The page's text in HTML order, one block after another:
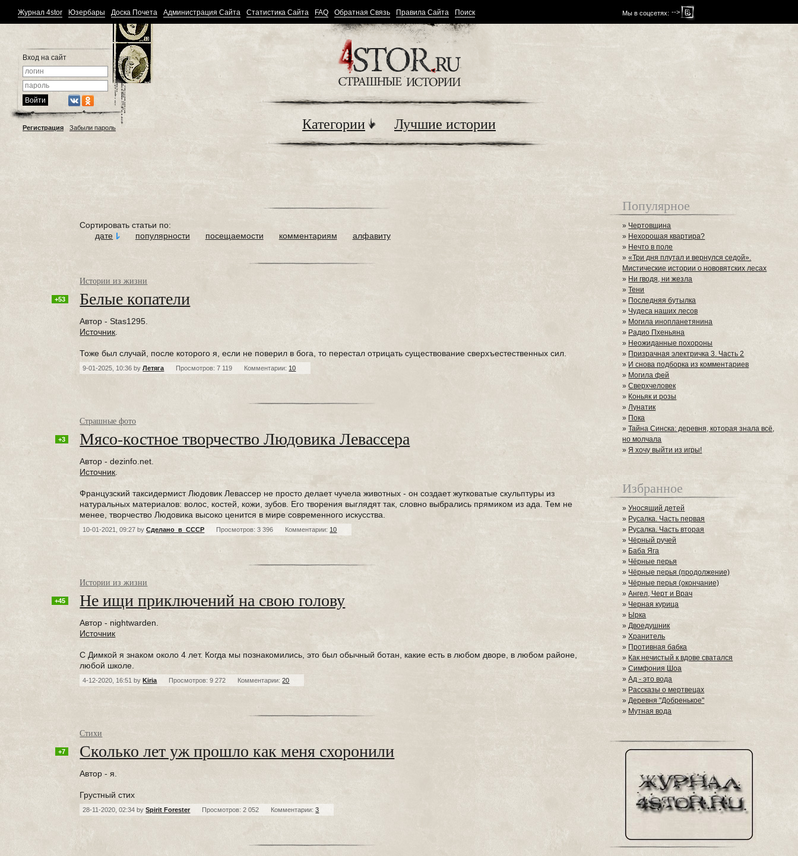
Мы в соцсетях: -->
Журнал 4stor Юзербары Доска Почета Администрация Сайта Статистика Сайта FAQ Обратная Связь Правила Сайта Поиск
Вход на сайт
Регистрация Забыли пароль Категории Лучшие истории
Сортировать статьи по:
дате
популярности посещаемости комментариям алфавиту
Истории из жизни
Белые копатели
+53
Автор - Stas1295.
Источник
Тоже был случай, после которого я, если не поверил в бога, то перестал отрицать существование сверхъестественных сил.
9-01-2025, 10:36 byЛетяга Просмотров: 7 119 Комментарии: 10
Страшные фото
Мясо-костное творчество Людовика Левассера
+3
Автор - dezinfo.net.
Источник
Французский таксидермист Людовик Левассер не просто делает чучела животных - он создает жутковатые скульптуры из
натуральных материалов: волос, костей, кожи, зубов. Его творения выглядят так, словно выбрались прямиком из ада. Тем не
менее, творчество Людовика высоко ценится в мире современного искусства.
10-01-2021, 09:27 byСделано_в_СССР Просмотров: 3 396 Комментарии: 10
Истории из жизни
Не ищи приключений на свою голову
+45
Автор - nightwarden.
Источник
С Димкой я знаком около 4 лет. Когда мы познакомились, это был обычный ботан, какие есть в любом дворе, в любом районе,
любой школе.
4-12-2020, 16:51 byKiria Просмотров: 9 272 Комментарии:20
Стихи
Сколько лет уж прошло как меня схоронили
+7
Автор - я.
Грустный стих
28-11-2020, 02:34 bySpirit Forester Просмотров: 2 052 Комментарии:3
Популярное
» Чертовщина
» Нехорошая квартира?
» Нечто в поле
»«Три дня плутал и вернулся седой».
Мистические истории о нововятских лесах
» Ни гводя, ни жезла
»Тени
» Последняя бутылка
» Чудеса наших лесов
» Могила инопланетянина
» Радио Пхеньяна
» Неожиданные похороны
» Призрачная электричка 3. Часть 2
» И снова подборка из комментариев
» Могила фей
»Сверхчеловек
» Коньяк и розы
»Лунатик
» Пока
»Тайна Синска: деревня, которая знала всё,
но молчала
»Я хочу выйти из игры!
Избранное
»Уносящий детей
» Русалка. Часть первая
» Русалка. Часть вторая
» Чёрный ручей
» Баба Яга
» Чёрные перья
»Чёрные перья (продолжение)
» Чёрные перья (окончание)
»Ангел, Черт и Врач
» Черная курица
» Ырка
»Двоедушник
»Хранитель
» Противная бабка
» Как нечистый к вдове сватался
»Симфония Шоа
»Ад - это вода
» Рассказы о мертвецах
»Деревня "Добренькое"
» Мутная вода